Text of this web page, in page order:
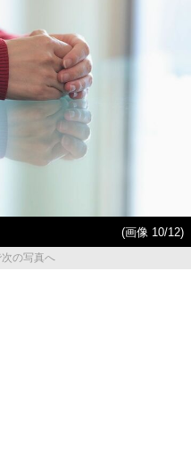
(画像 10/12)
の写真へ